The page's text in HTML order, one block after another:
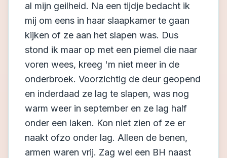
al mijn geilheid. Na een tijdje bedacht ik
mij om eens in haar slaapkamer te gaan
kijken of ze aan het slapen was. Dus
stond ik maar op met een piemel die naar
voren wees, kreeg 'm niet meer in de
onderbroek. Voorzichtig de deur geopend
en inderdaad ze lag te slapen, was nog
warm weer in september en ze lag half
onder een laken. Kon niet zien of ze er
naakt ofzo onder lag. Alleen de benen,
armen waren vrij. Zag wel een BH naast